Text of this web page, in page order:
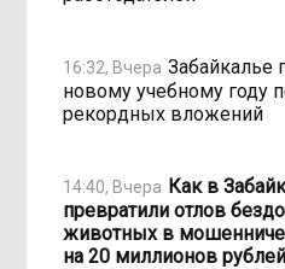
16:32, Вчера Забайкалье
новому учебному году
рекордных вложений
14:40, Вчера Как в
превратили отлов
животных в
на 20 миллионов рублей